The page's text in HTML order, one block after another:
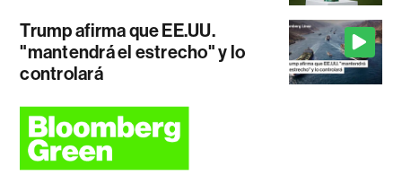
Trump afirma que EE.UU.
"mantendrá el estrecho" y lo
controlará